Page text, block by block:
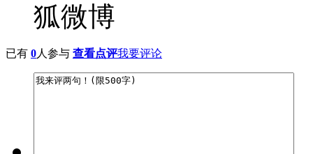
狐微博
已有 0人参与 查看点评我要评论